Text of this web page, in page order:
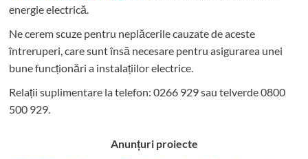
energie electrică.
Ne cerem scuze pentru neplăcerile cauzate de aceste
întreruperi, care sunt însă necesare pentru asigurarea unei
bune funcționări a instalațiilor electrice.
Relații suplimentare la telefon: 0266 929 sau telverde 0800
500 929.
Anunțuri proiecte